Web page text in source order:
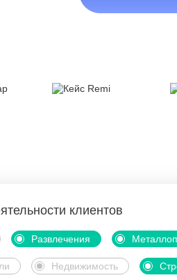
клиентов
Развлечения
Недвижимость